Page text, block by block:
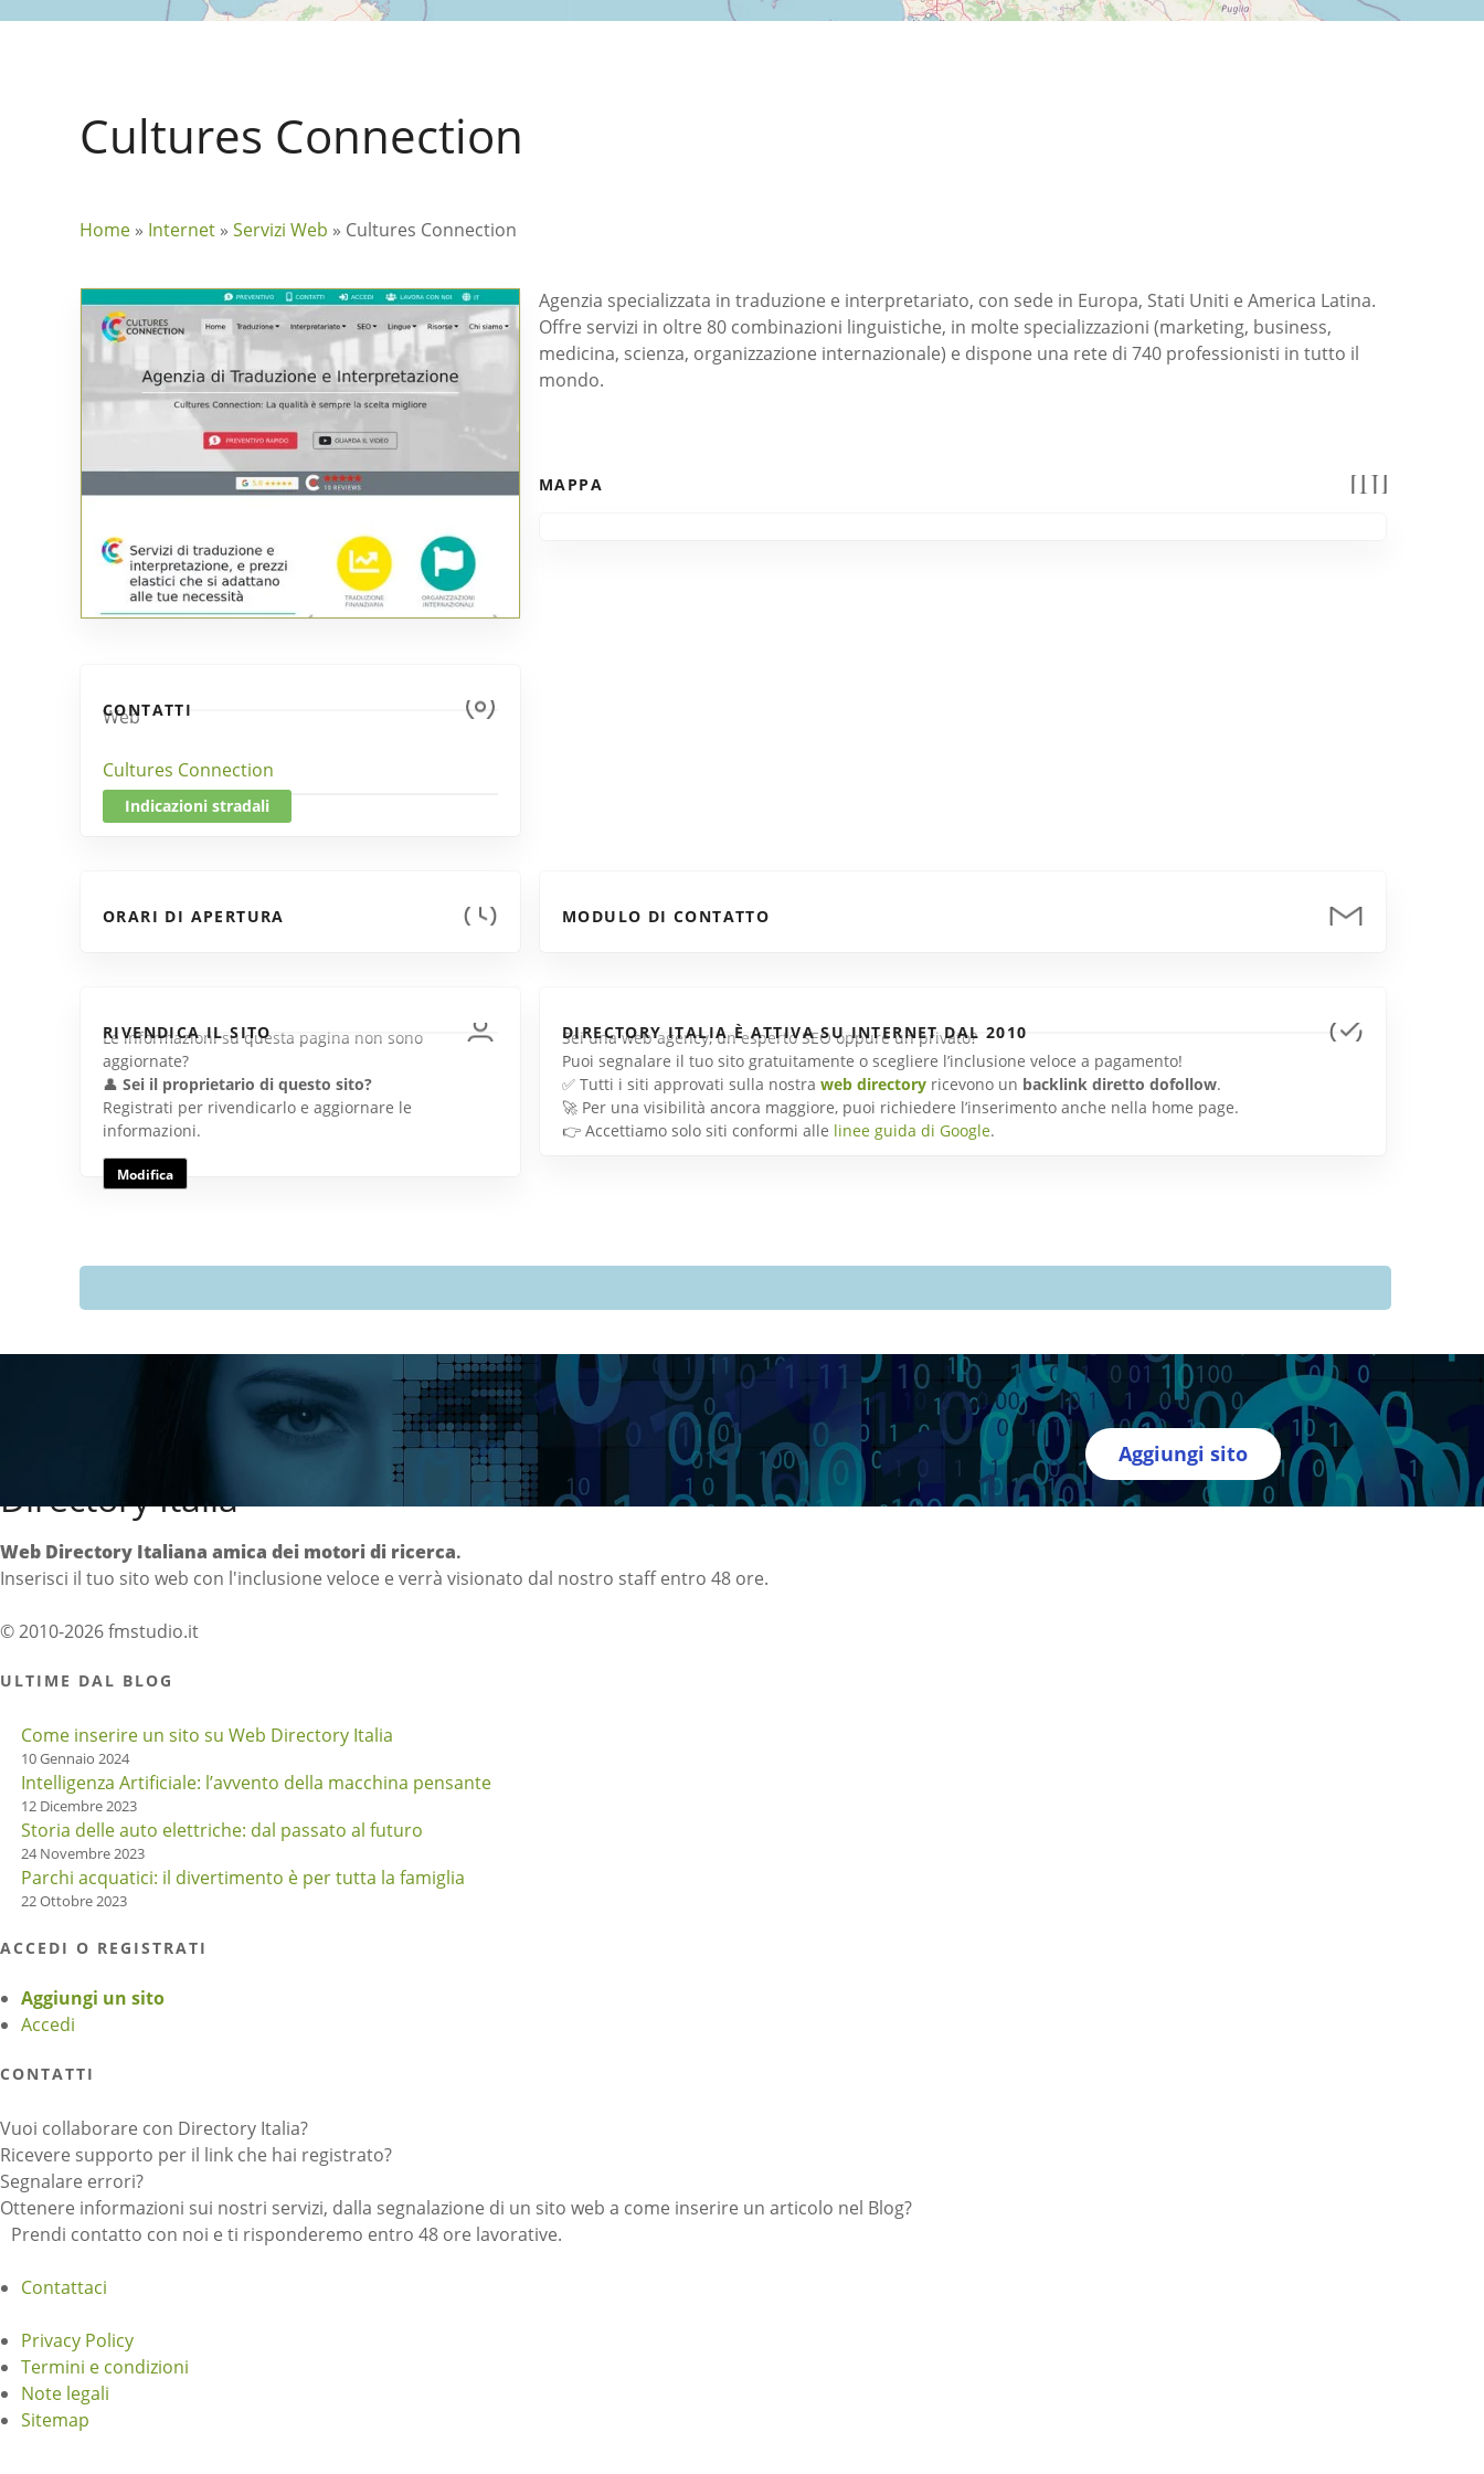
Cultures Connection
Home » Internet » Servizi Web » Cultures Connection
CONTATTI
Web
Cultures Connection
Indicazioni stradali
Agenzia specializzata in traduzione e interpretariato, con sede in Europa, Stati Uniti e America Latina.
Offre servizi in oltre 80 combinazioni linguistiche, in molte specializzazioni (marketing, business,
medicina, scienza, organizzazione internazionale) e dispone una rete di 740 professionisti in tutto il
mondo.
MAPPA
ORARI DI APERTURA MODULO DI CONTATTO
RIVENDICA IL SITO
Le informazioni su questa pagina non sono
aggiornate?
👤 Sei il proprietario di questo sito?
Registrati per rivendicarlo e aggiornare le
informazioni.
Modifica
DIRECTORY ITALIA È ATTIVA SU INTERNET DAL 2010
Sei una web agency, un esperto SEO oppure un privato?
Puoi segnalare il tuo sito gratuitamente o scegliere l’inclusione veloce a pagamento!
✅ Tutti i siti approvati sulla nostra web directoryricevono un backlink diretto dofollow.
🚀 Per una visibilità ancora maggiore, puoi richiedere l’inserimento anche nella home page.
👉 Accettiamo solo siti conformi alle linee guida di Google.
Aggiungi sito
Directory Italia
Web Directory Italiana amica dei motori di ricerca.
Inserisci il tuo sito web con l'inclusione veloce e verrà visionato dal nostro staff entro 48 ore.
© 2010-2026 fmstudio.it
ULTIME DAL BLOG
Come inserire un sito su Web Directory Italia
10 Gennaio 2024
Intelligenza Artificiale: l’avvento della macchina pensante
12 Dicembre 2023
Storia delle auto elettriche: dal passato al futuro
24 Novembre 2023
Parchi acquatici: il divertimento è per tutta la famiglia
22 Ottobre 2023
ACCEDI O REGISTRATI
Aggiungi un sito
Accedi
CONTATTI
Vuoi collaborare con Directory Italia?
Ricevere supporto per il link che hai registrato?
Segnalare errori?
Ottenere informazioni sui nostri servizi, dalla segnalazione di un sito web a come inserire un articolo nel Blog?
Prendi contatto con noi e ti risponderemo entro 48 ore lavorative.
Contattaci
Privacy Policy
Termini e condizioni
Note legali
Sitemap